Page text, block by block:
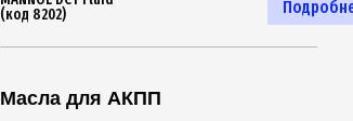
(код 8202)
Масла для АКПП